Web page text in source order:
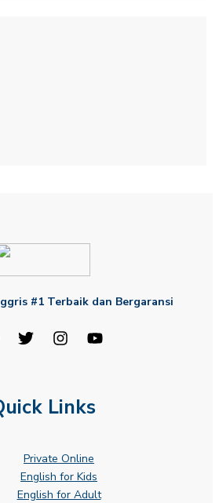
#1 Terbaik dan Bergaransi
Links
Private Online
English for Kids
English for Adult